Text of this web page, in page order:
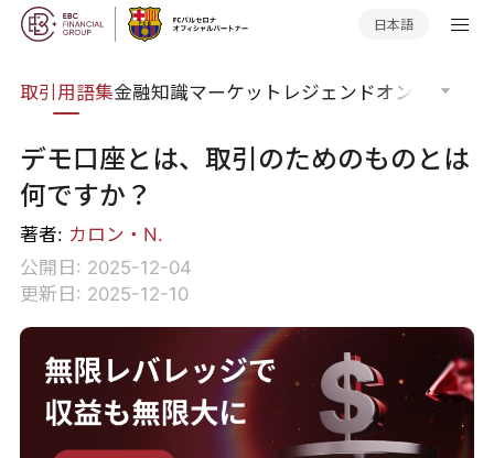
日本語
取引用語集金融知識マーケットレジェンドオンライン
デモ口座とは、取引のためのものとは
何ですか？
著者: カロン・N.
公開日: 2025-12-04
更新日: 2025-12-10